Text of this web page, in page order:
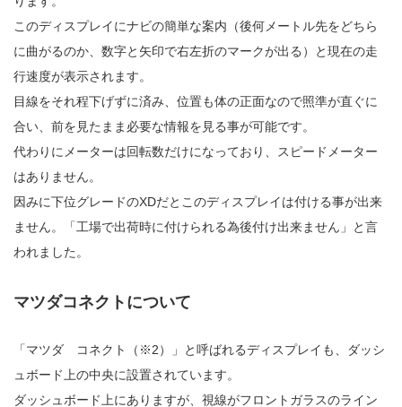
このディスプレイにナビの簡単な案内（後何メートル先をどちら
に曲がるのか、数字と矢印で右左折のマークが出る）と現在の走
行速度が表示されます。
目線をそれ程下げずに済み、位置も体の正面なので照準が直ぐに
合い、前を見たまま必要な情報を見る事が可能です。
代わりにメーターは回転数だけになっており、スピードメーター
はありません。
因みに下位グレードのXDだとこのディスプレイは付ける事が出来
ません。「工場で出荷時に付けられる為後付け出来ません」と言
われました。
マツダコネクトについて
「マツダ コネクト（※2）」と呼ばれるディスプレイも、ダッシ
ュボード上の中央に設置されています。
ダッシュボード上にありますが、視線がフロントガラスのライン